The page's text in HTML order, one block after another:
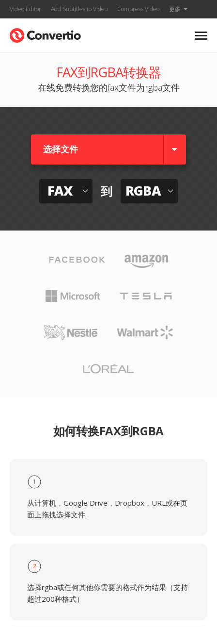
Video Editor Add Subtitles to Video Compress Video 更多
FAX到RGBA转换器
在线免费转换您的fax文件为rgba文件
选择文件
FAX 到 RGBA
如何转换FAX到RGBA
1
从计算机，Google Drive，Dropbox，URL或在页
面上拖拽选择文件.
2
选择rgba或任何其他你需要的格式作为结果（支持
超过200种格式）